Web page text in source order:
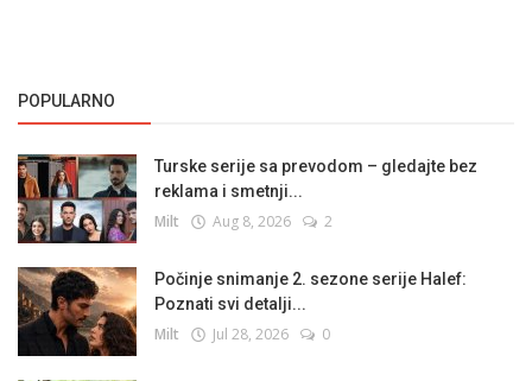
POPULARNO
Turske serije sa prevodom – gledajte bez
reklama i smetnji...
Milt Aug 8, 2026 2
Počinje snimanje 2. sezone serije Halef:
Poznati svi detalji...
Milt Jul 28, 2026 0